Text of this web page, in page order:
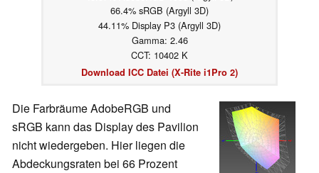
66.4% sRGB (Argyll 3D)
44.11% Display P3 (Argyll 3D)
Gamma: 2.46
CCT: 10402 K
Download ICC Datei (X-Rite i1Pro 2)
Die Farbräume AdobeRGB und
sRGB kann das Display des Pavilion
nicht wiedergeben. Hier liegen die
Abdeckungsraten bei 66 Prozent